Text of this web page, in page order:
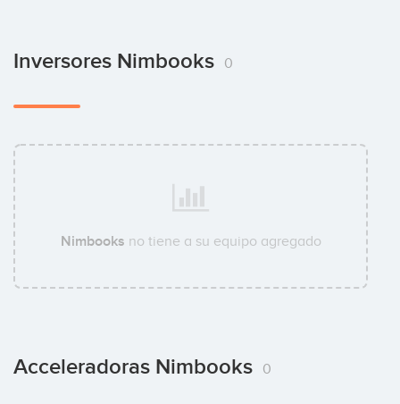
Inversores Nimbooks 0
Nimbooks no tiene a su equipo agregado
Acceleradoras Nimbooks 0